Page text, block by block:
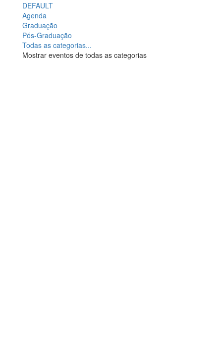
DEFAULT
Agenda
Graduação
Pós-Graduação
Todas as categorias...
Mostrar eventos de todas as categorias